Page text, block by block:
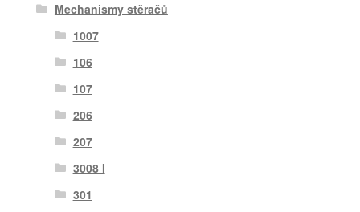
Mechanismy stěračů
1007
106
107
206
207
3008 I
301